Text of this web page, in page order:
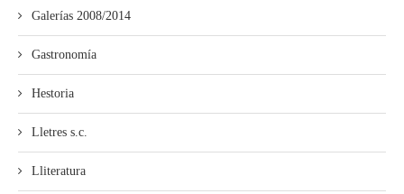
Galerías 2008/2014
Gastronomía
Hestoria
Lletres s.c.
Lliteratura